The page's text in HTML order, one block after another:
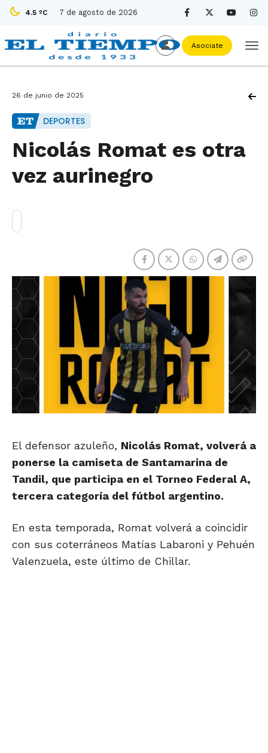
4.5 ºC 7 de agosto de 2026
Asociate
26 de junio de 2025
DEPORTES
Nicolás Romat es otra
vez aurinegro
El defensor azuleño, Nicolás Romat, volverá a
ponerse la camiseta de Santamarina de
Tandil, que participa en el Torneo Federal A,
tercera categoría del fútbol argentino.
En esta temporada, Romat volverá a coincidir
con sus coterráneos Matías Labaroni y Pehuén
Valenzuela, este último de Chillar.